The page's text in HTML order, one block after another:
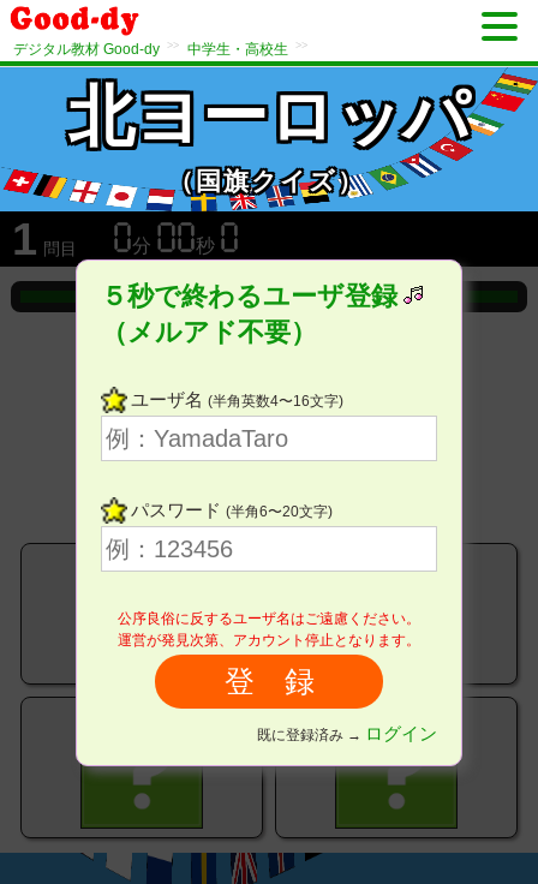
デジタル教材 Good-dy >> 中学生・高校生 >>
北ヨーロッパ
（国旗クイズ）
1 問目 分 秒
５秒で終わるユーザ登録
（メルアド不要）
ユーザ名 (半角英数4〜16文字)
パスワード (半角6〜20文字)
公序良俗に反するユーザ名はご遠慮ください。
運営が発見次第、アカウント停止となります。
既に登録済み → ログイン